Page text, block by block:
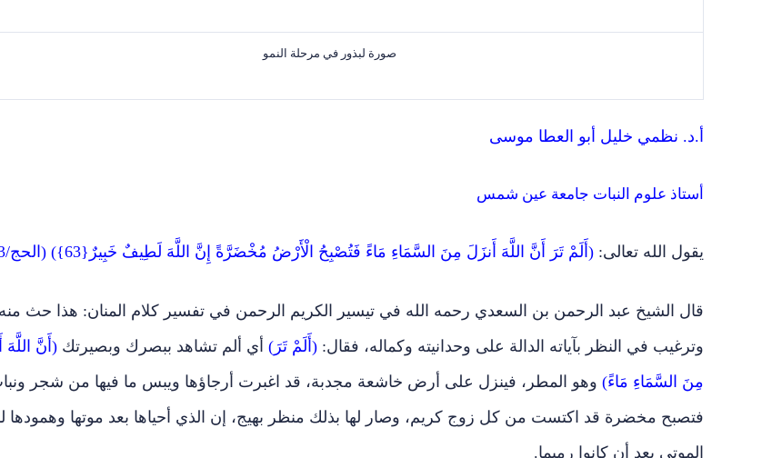
صورة لبذور في مرحلة النمو
أ.د. نظمي خليل أبو العطا موسى
أستاذ علوم النبات جامعة عين شمس
يقول الله تعالى: (أَلَمْ تَرَ أَنَّ اللَّهَ أَنزَلَ مِنَ السَّمَاءِ مَاءً فَتُصْبِحُ الْأَرْضُ مُخْضَرَّةً إِنَّ اللَّهَ لَطِيفٌ خَبِيرٌ{63}) (الحج/63).
قال الشيخ عبد الرحمن بن السعدي رحمه الله في تيسير الكريم الرحمن في تفسير كلام المنان: هذا حث
وترغيب في النظر بآياته الدالة على وحدانيته وكماله، فقال: (أَلَمْ تَرَ) أي ألم تشاهد ببصرك وبصيرتك (أَنَّ اللَّهَ
مِنَ السَّمَاءِ مَاءً) وهو المطر، فينزل على أرض خاشعة مجدبة، قد اغبرت أرجاؤها ويبس ما فيها من شجر
فتصبح مخضرة قد اكتست من كل زوج كريم، وصار لها بذلك منظر بهيج، إن الذي أحياها بعد موتها وهمودها
الموتى بعد أن كانوا رميما.